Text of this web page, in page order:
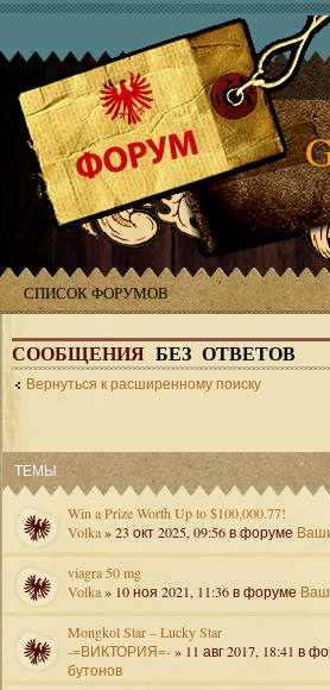
СПИСОК ФОРУМОВ
СООБЩЕНИЯ БЕЗ ОТВЕТОВ
Вернуться к расширенному поиску
ТЕМЫ
Win a Prize Worth Up to $100,000.77!
Volka» 23 окт 2025, 09:56 в форуме
viagra 50 mg
Volka» 10 ноя 2021, 11:36 в форуме
Mongkol Star – Lucky Star
-=ВИКТОРИЯ=-» 11 авг 2017, 18:41 в
бутонов